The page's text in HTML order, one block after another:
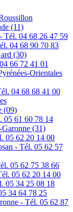
(11)
Tél. 04 68 26 47 59
04 68 90 70 83
(30)
66 72 41 01
Orientales
04 68 68 41 00
(09)
05 61 60 78 14
Garonne (31)
05 62 20 14 00
- Tél. 05 62 57
05 62 75 38 66
05 62 20 14 00
05 34 25 08 18
34 64 78 25
- Tél. 05 62 87